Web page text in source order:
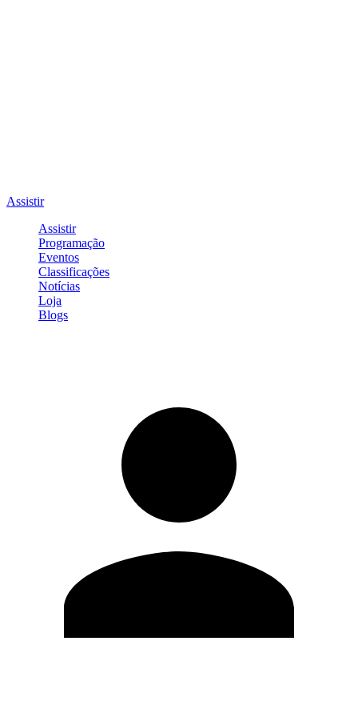
Assistir
Assistir
Programação
Eventos
Classificações
Notícias
Loja
Blogs